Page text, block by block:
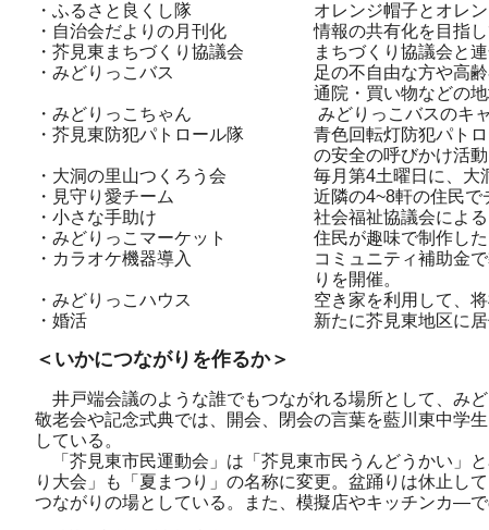
・ふるさと良くし隊 オレンジ帽子とオレンジジ
・自治会だよりの月刊化 情報の共有化を目指して
・芥見東まちづくり協議会 まちづくり協議会と連
・みどりっこバス 足の不自由な方や高齢者の乗
通院・買い物などの地域の足と
・みどりっこちゃん みどりっこバスのキャラクタ
・芥見東防犯パトロール隊 青色回転灯防犯パトロー
の安全の呼びかけ活動
・大洞の里山つくろう会 毎月第4土曜日に、大洞
・見守り愛チーム 近隣の4~8軒の住民でチーム
・小さな手助け 社会福祉協議会による、庭木
・みどりっこマーケット 住民が趣味で制作したブ
・カラオケ機器導入 コミュニティ補助金で導入し
りを開催。
・みどりっこハウス 空き家を利用して、将棋、
・婚活 新たに芥見東地区に居住し
＜いかにつながりを作るか＞
井戸端会議のような誰でもつながれる場所として、み
敬老会や記念式典では、開会、閉会の言葉を藍川東中学
している。
「芥見東市民運動会」は「芥見東市民うんどうかい」
り大会」も「夏まつり」の名称に変更。盆踊りは休止し
つながりの場としている。また、模擬店やキッチンカ―